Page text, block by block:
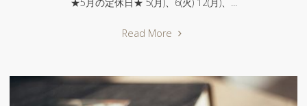
Read More "5
定